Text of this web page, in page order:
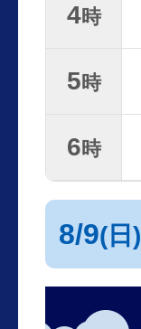
4時
5時
6時
8/9(日)